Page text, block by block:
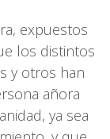
expuestos
los distintos
y otros han
añora
ya sea